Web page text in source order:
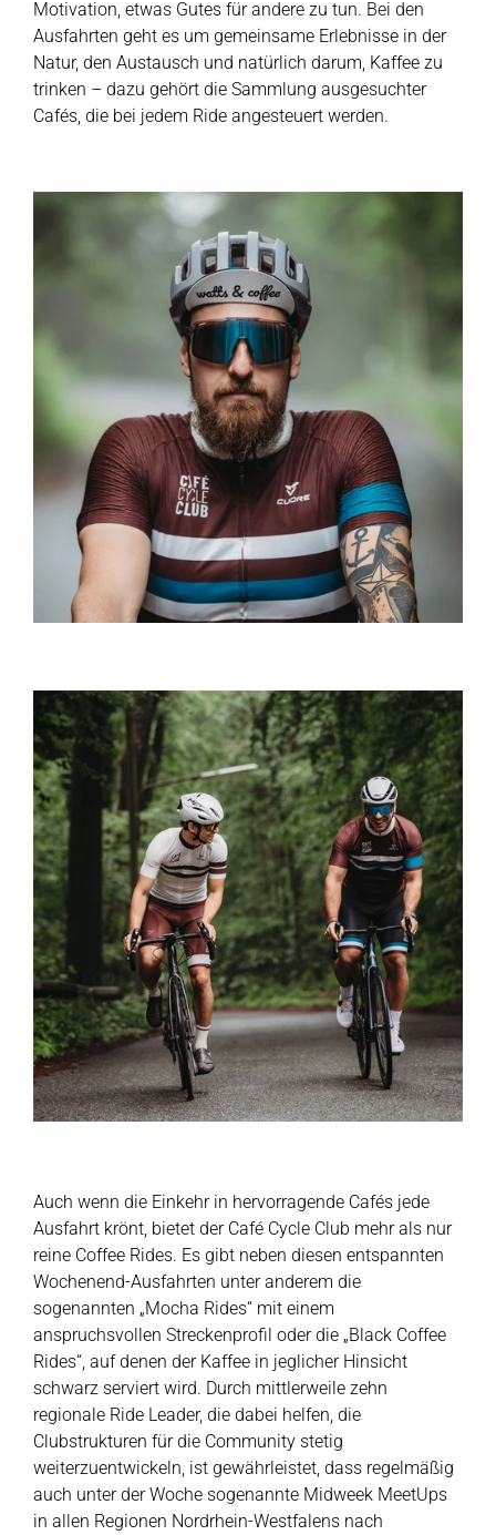
Motivation, etwas Gutes für andere zu tun. Bei den
Ausfahrten geht es um gemeinsame Erlebnisse in der
Natur, den Austausch und natürlich darum, Kaffee zu
trinken – dazu gehört die Sammlung ausgesuchter
Cafés, die bei jedem Ride angesteuert werden.
Auch wenn die Einkehr in hervorragende Cafés jede
Ausfahrt krönt, bietet der Café Cycle Club mehr als nur
reine Coffee Rides. Es gibt neben diesen entspannten
Wochenend-Ausfahrten unter anderem die
sogenannten „Mocha Rides“ mit einem
anspruchsvollen Streckenprofil oder die „Black Coffee
Rides“, auf denen der Kaffee in jeglicher Hinsicht
schwarz serviert wird. Durch mittlerweile zehn
regionale Ride Leader, die dabei helfen, die
Clubstrukturen für die Community stetig
weiterzuentwickeln, ist gewährleistet, dass regelmäßig
auch unter der Woche sogenannte Midweek MeetUps
in allen Regionen Nordrhein-Westfalens nach